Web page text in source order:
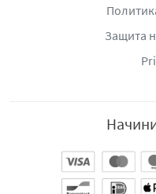
Защита